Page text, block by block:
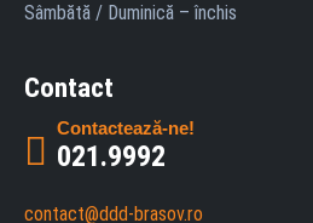
Sâmbătă / Duminică – închis
Contact
Contactează-ne!
021.9992
contact@ddd-brasov.ro